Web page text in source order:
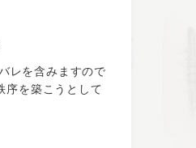
レを含みますので
序を築こうとして